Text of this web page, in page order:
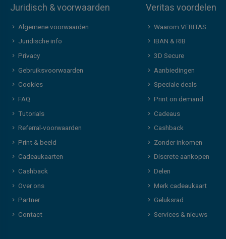
Juridisch & voorwaarden
Algemene voorwaarden
Juridische info
Privacy
Gebruiksvoorwaarden
Cookies
FAQ
Tutorials
Referral-voorwaarden
Print & beeld
Cadeaukaarten
Cashback
Over ons
Partner
Contact
Veritas voordelen
Waarom VERITAS
IBAN & RIB
3D Secure
Aanbiedingen
Speciale deals
Print on demand
Cadeaus
Cashback
Zonder inkomen
Discrete aankopen
Delen
Merk cadeaukaart
Geluksrad
Services & nieuws